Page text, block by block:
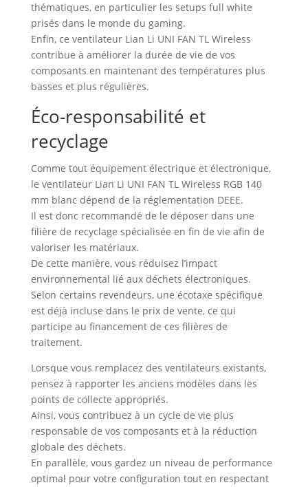
thématiques, en particulier les setups full white
prisés dans le monde du gaming.
Enfin, ce ventilateur Lian Li UNI FAN TL Wireless
contribue à améliorer la durée de vie de vos
composants en maintenant des températures plus
basses et plus régulières.
Éco-responsabilité et
recyclage
Comme tout équipement électrique et électronique,
le ventilateur Lian Li UNI FAN TL Wireless RGB 140
mm blanc dépend de la réglementation DEEE.
Il est donc recommandé de le déposer dans une
filière de recyclage spécialisée en fin de vie afin de
valoriser les matériaux.
De cette manière, vous réduisez l’impact
environnemental lié aux déchets électroniques.
Selon certains revendeurs, une écotaxe spécifique
est déjà incluse dans le prix de vente, ce qui
participe au financement de ces filières de
traitement.
Lorsque vous remplacez des ventilateurs existants,
pensez à rapporter les anciens modèles dans les
points de collecte appropriés.
Ainsi, vous contribuez à un cycle de vie plus
responsable de vos composants et à la réduction
globale des déchets.
En parallèle, vous gardez un niveau de performance
optimal pour votre configuration tout en respectant